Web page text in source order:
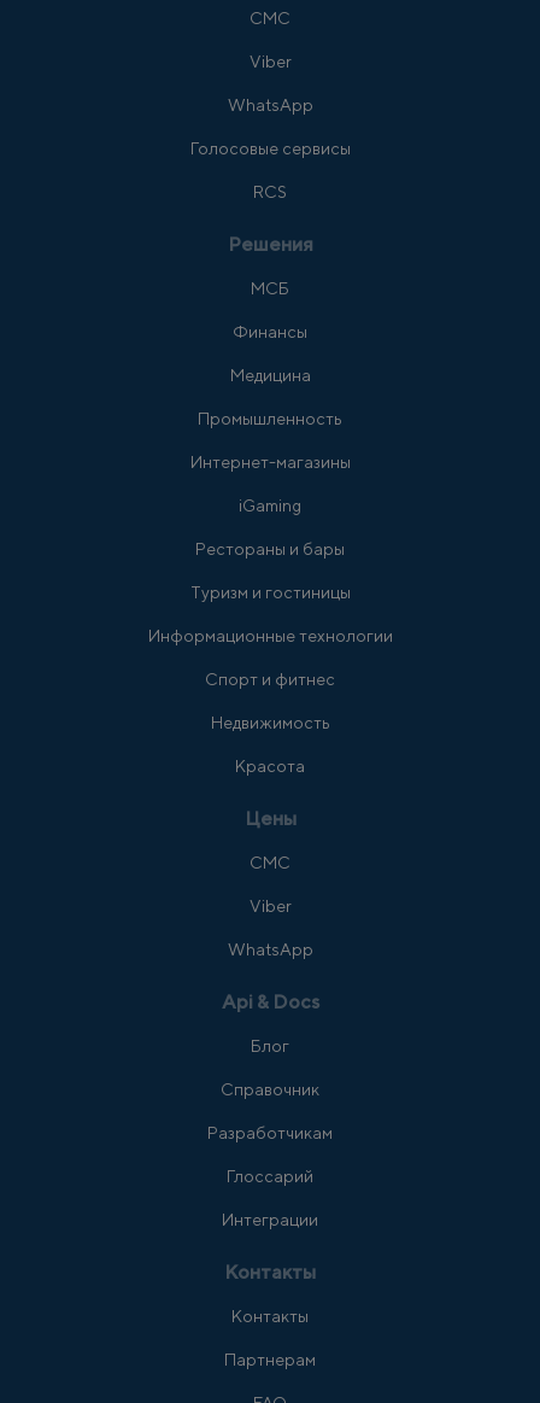
СМС
Viber
WhatsApp
Голосовые сервисы
RCS
Решения
МСБ
Финансы
Медицина
Промышленность
Интернет-магазины
iGaming
Рестораны и бары
Туризм и гостиницы
Информационные технологии
Спорт и фитнес
Недвижимость
Красота
Цены
СМС
Viber
WhatsApp
Api & Docs
Блог
Справочник
Разработчикам
Глоссарий
Интеграции
Контакты
Контакты
Партнерам